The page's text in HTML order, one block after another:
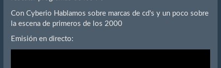
Con Cyberio Hablamos sobre marcas de cd's y un poco sobre
la escena de primeros de los 2000
Emisión en directo: